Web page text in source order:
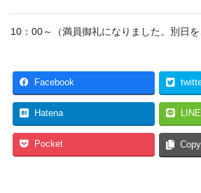
10：00～（満員御礼になりました。別日を
Facebook
Hatena LINE
Pocket Copy